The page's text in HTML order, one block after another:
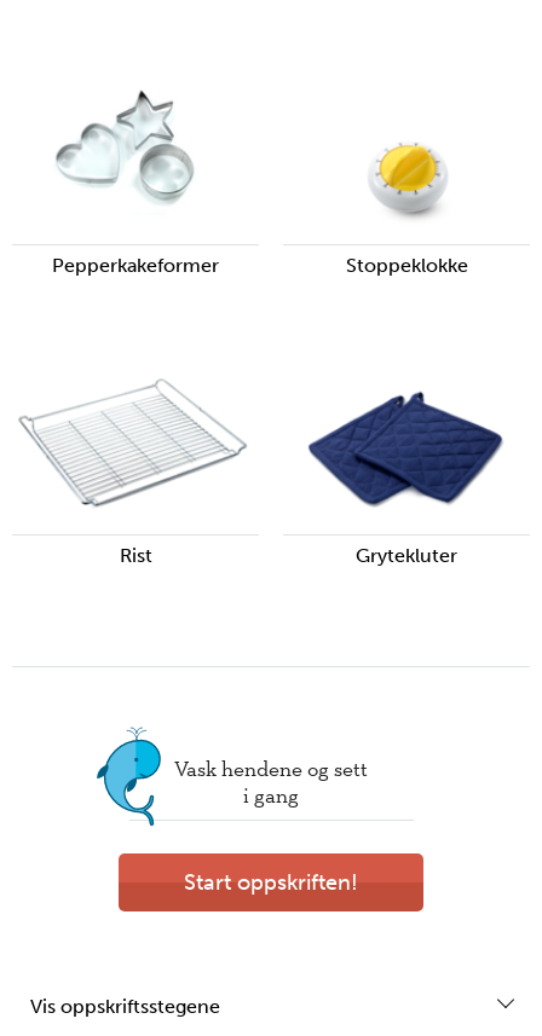
Pepperkakeformer Stoppeklokke
Rist Grytekluter
Vask hendene og sett
i gang
Start oppskriften!
Vis oppskriftsstegene